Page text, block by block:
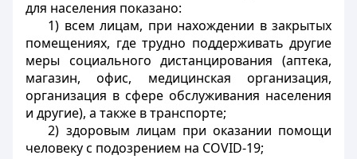
для населения показано:
1) всем лицам, при нахождении в закрытых
помещениях, где трудно поддерживать другие
меры социального дистанцирования (аптека,
магазин, офис, медицинская организация,
организация в сфере обслуживания населения
и другие), а также в транспорте;
2) здоровым лицам при оказании помощи
человеку с подозрением на COVID-19;